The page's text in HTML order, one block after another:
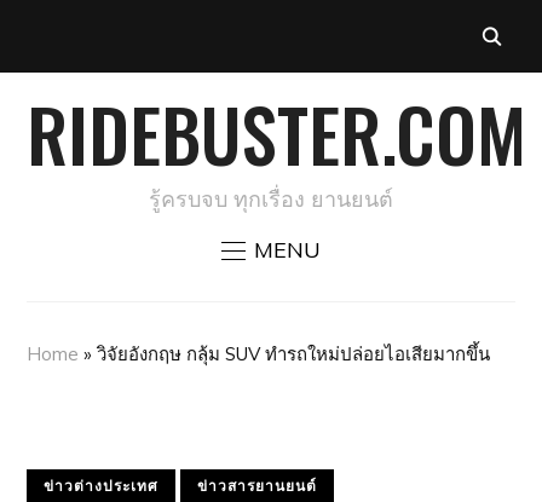
RIDEBUSTER.COM
รู้ครบจบ ทุกเรื่อง ยานยนต์
MENU
Home »วิจัยอังกฤษ กลุ้ม SUV ทำรถใหม่ปล่อยไอเสียมากขึ้น
ข่าวต่างประเทศ ข่าวสารยานยนต์